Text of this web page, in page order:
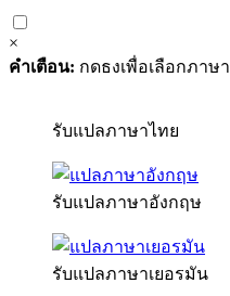
×
คำเตือน: กดธงเพื่อเลือกภาษา
รับแปลภาษาไทย
รับแปลภาษาอังกฤษ
รับแปลภาษาเยอรมัน